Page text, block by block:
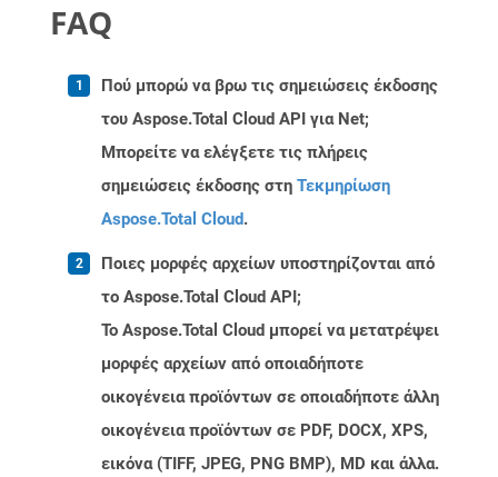
FAQ
Πού μπορώ να βρω τις σημειώσεις έκδοσης
του Aspose.Total Cloud API για Net;
Μπορείτε να ελέγξετε τις πλήρεις
σημειώσεις έκδοσης στη Τεκμηρίωση
Aspose.Total Cloud.
Ποιες μορφές αρχείων υποστηρίζονται από
το Aspose.Total Cloud API;
Το Aspose.Total Cloud μπορεί να μετατρέψει
μορφές αρχείων από οποιαδήποτε
οικογένεια προϊόντων σε οποιαδήποτε άλλη
οικογένεια προϊόντων σε PDF, DOCX, XPS,
εικόνα (TIFF, JPEG, PNG BMP), MD και άλλα.